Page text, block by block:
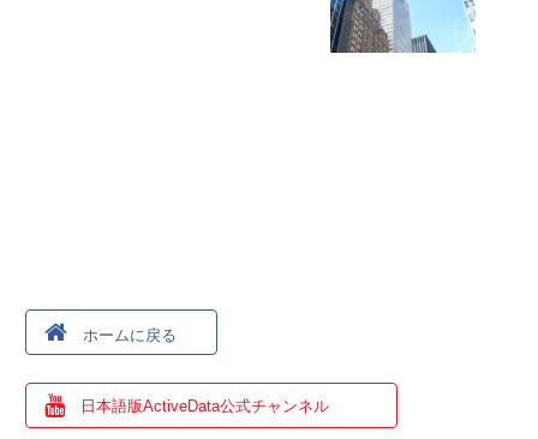
ホームに戻る
日本語版ActiveData公式チャンネル